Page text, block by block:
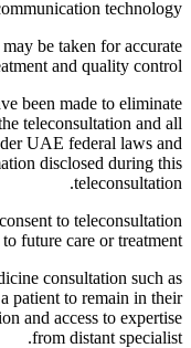
technology.
be taken for accurate
and quality control.
been made to eliminate
teleconsultation and all
UAE federal laws and
disclosed during this
teleconsultation.
to teleconsultation
future care or treatment.
consultation such as
patient to remain in their
and access to expertise
from distant specialist.